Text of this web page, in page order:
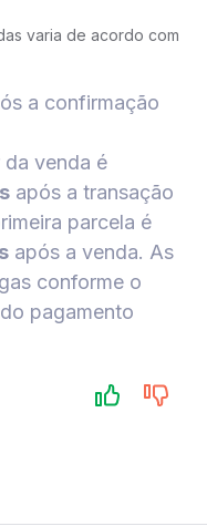
varia de acordo com
a confirmação
da venda é
após a transação
parcela é
após a venda. As
conforme o
pagamento